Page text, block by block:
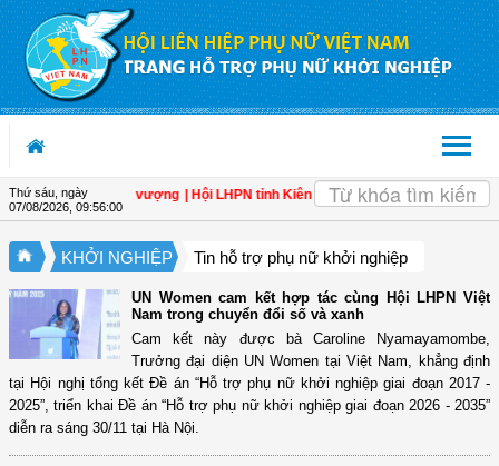
Truy cập nội dung luôn
Thứ sáu, ngày
07/08/2026 09:56:01
Nam thịnh vượng | Hội LHPN tỉnh Kiên Giang biểu dương phụ nữ tiêu
KHỞI NGHIỆP Tin hỗ trợ phụ nữ khởi nghiệp
UN Women cam kết hợp tác cùng Hội LHPN Việt
Nam trong chuyển đổi số và xanh
Cam kết này được bà Caroline Nyamayamombe,
Trưởng đại diện UN Women tại Việt Nam, khẳng định
tại Hội nghị tổng kết Đề án “Hỗ trợ phụ nữ khởi nghiệp giai đoạn 2017 -
2025”, triển khai Đề án “Hỗ trợ phụ nữ khởi nghiệp giai đoạn 2026 - 2035”
diễn ra sáng 30/11 tại Hà Nội.
OK